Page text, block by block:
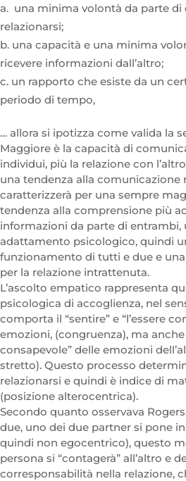
una minima volontà da parte di
relazionarsi;
una capacità e una minima
ricevere informazioni dall’altro;
un rapporto che esiste da un
periodo di tempo,
… allora si ipotizza come valida la
Maggiore è la capacità di
individui, più la relazione con
una tendenza alla comunicazione
caratterizzerà per una sempre
tendenza alla comprensione più
informazioni da parte di entrambi,
adattamento psicologico, quindi
funzionamento di tutti e due e
per la relazione intrattenuta.
L’ascolto empatico rappresenta
psicologica di accoglienza, nel
comporta il “sentire” e “l’essere
emozioni, (congruenza), ma anche
consapevole” delle emozioni
stretto). Questo processo
relazionarsi e quindi è indice di
(posizione alterocentrica).
Secondo quanto osservava
due, uno dei due partner si pone
quindi non egocentrico), questo
persona si “contagerà” all’altro e
corresponsabilità nella relazione,